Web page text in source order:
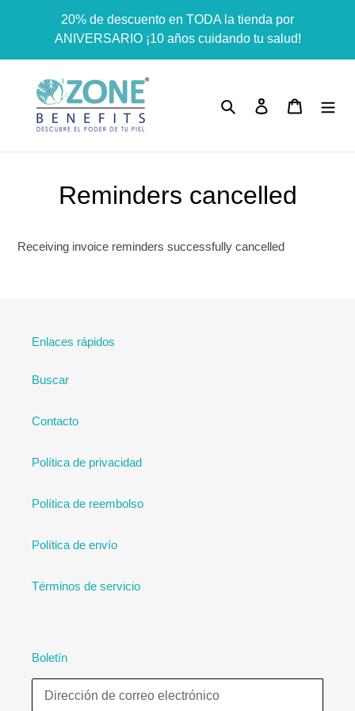
Dummy products title
Surat, Gujarat
directamente
contenido
20% de descuento en TODA la tienda por
ANIVERSARIO ¡10 años cuidando tu salud!
Buscar Ingresar Carrito
Reminders cancelled
Receiving invoice reminders successfully cancelled
Enlaces rápidos
Buscar
Contacto
Política de privacidad
Política de reembolso
Política de envío
Términos de servicio
Boletín